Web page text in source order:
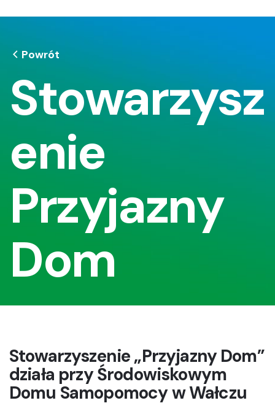
Powrót
Stowarzysz
enie
Przyjazny
Dom
Stowarzyszenie „Przyjazny Dom”
działa przy Środowiskowym
Domu Samopomocy w Wałczu